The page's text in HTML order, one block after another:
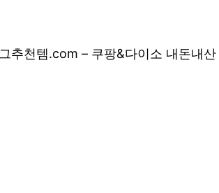
추천템.com – 쿠팡&다이소 내돈내